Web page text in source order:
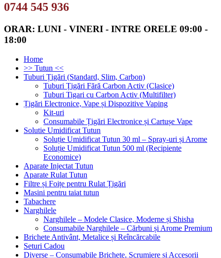
0744 545 936
ORAR: LUNI - VINERI - INTRE ORELE 09:00 -
18:00
Home
>> Tutun <<
Tuburi Țigări (Standard, Slim, Carbon)
Tuburi Țigări Fără Carbon Activ (Clasice)
Tuburi Tigari cu Carbon Activ (Multifilter)
Țigări Electronice, Vape și Dispozitive Vaping
Kit-uri
Consumabile Țigări Electronice și Cartușe Vape
Solutie Umidificat Tutun
Soluție Umidificat Tutun 30 ml – Spray-uri și Arome
Soluție Umidificat Tutun 500 ml (Recipiente
Economice)
Aparate Injectat Tutun
Aparate Rulat Tutun
Filtre și Foițe pentru Rulat Țigări
Masini pentru taiat tutun
Tabachere
Narghilele
Narghilele – Modele Clasice, Moderne și Shisha
Consumabile Narghilele – Cărbuni și Arome Premium
Brichete Antivânt, Metalice și Reîncărcabile
Seturi Cadou
Diverse – Consumabile Brichete, Scrumiere și Accesorii